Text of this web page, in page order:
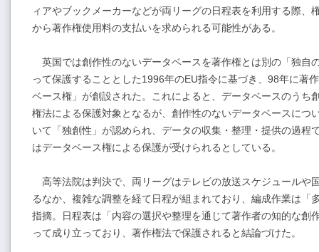
ィアやブックメーカーなどが両リーグの日程表を利用する際、
から著作権使用料の支払いを求められる可能性がある。
英国では創作性のないデータベースを著作権とは別の「独自
って保護することとした1996年のEU指令に基づき、98年に著
ベース権」が創設された。これによると、データベースのうち
権法による保護対象となるが、創作性のないデータベースにつ
いて「独創性」が認められ、データの収集・整理・提供の過程
はデータベース権による保護が受けられるとしている。
高等法院は判決で、両リーグはテレビの放送スケジュールや
るなか、複雑な調整を経て日程が組まれており、編成作業は「
指摘。日程表は「内容の選択や整理を通じて著作者の知的な創
って成り立っており、著作権法で保護されると結論づけた。